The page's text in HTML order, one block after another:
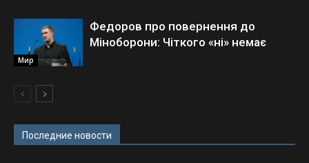
Мир
Федоров про повернення до
Міноборони: Чіткого «ні» немає
Последние новости